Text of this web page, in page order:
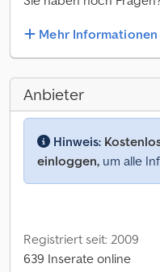
Mehr
Anbieter
Hinweis:
einloggen, um alle
Registriert seit: 2009
639 Inserate online